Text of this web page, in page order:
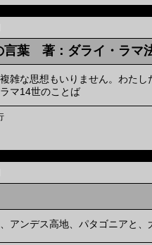
言葉 著：ダライ・ラマ
複雑な思想もいりません。わた
マ14世のことば
、アンデス高地、パタゴニアと